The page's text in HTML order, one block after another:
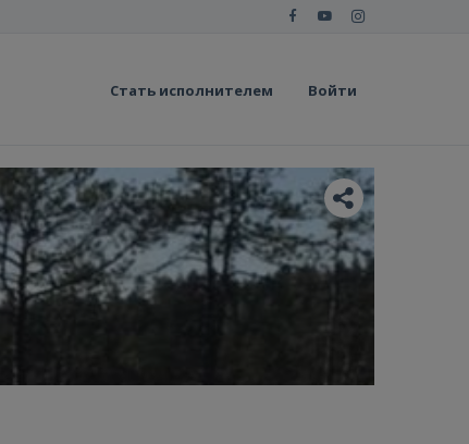
Стать исполнителем Войти